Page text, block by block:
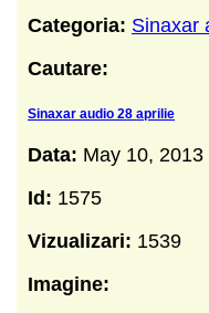
Categoria: Sinaxar
Cautare:
Sinaxar audio 28 aprilie
Data: May 10, 2013
Id: 1575
Vizualizari: 1539
Imagine: